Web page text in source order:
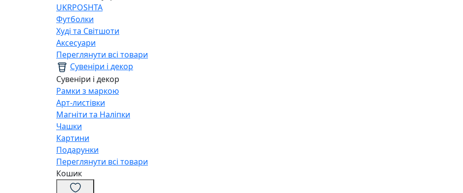
UKRPOSHTA
Футболки
Худі та Світшоти
Аксесуари
Переглянути всі товари
Сувеніри і декор
Сувеніри і декор
Рамки з маркою
Арт-листівки
Магніти та Наліпки
Чашки
Картини
Подарунки
Переглянути всі товари
Кошик